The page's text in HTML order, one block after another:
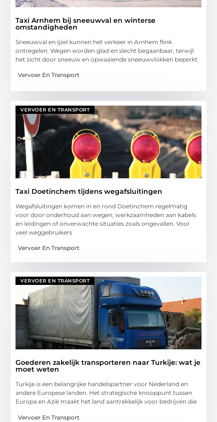
Taxi Arnhem bij sneeuwval en winterse
omstandigheden
Sneeuwval en ijzel kunnen het verkeer in Arnhem flink
ontregelen. Wegen worden glad en slecht begaanbaar, terwijl
het zicht door sneeuw en opwaaiende sneeuwvlokken beperkt
Vervoer En Transport
VERVOER EN TRANSPORT
Taxi Doetinchem tijdens wegafsluitingen
Wegafsluitingen komen in en rond Doetinchem regelmatig
voor door onderhoud aan wegen, werkzaamheden aan kabels
en leidingen of onverwachte situaties zoals ongevallen. Voor
veel weggebruikers
Vervoer En Transport
VERVOER EN TRANSPORT
Goederen zakelijk transporteren naar Turkije: wat je
moet weten
Turkije is een belangrijke handelspartner voor Nederland en
andere Europese landen. Het strategische knooppunt tussen
Europa en Azië maakt het land aantrekkelijk voor bedrijven die
Vervoer En Transport